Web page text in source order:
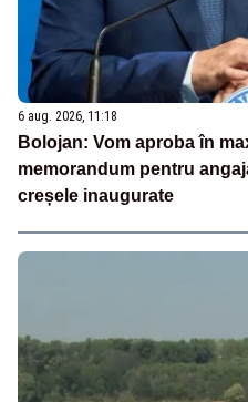
6 aug. 2026, 11:18
Bolojan: Vom aproba în
memorandum pentru
creșele inaugurate